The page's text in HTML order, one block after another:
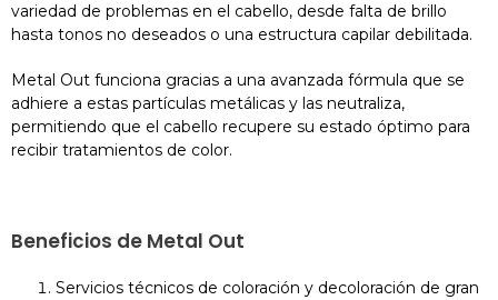
variedad de problemas en el cabello, desde falta de brillo
hasta tonos no deseados o una estructura capilar debilitada.
Metal Out funciona gracias a una avanzada fórmula que se
adhiere a estas partículas metálicas y las neutraliza,
permitiendo que el cabello recupere su estado óptimo para
recibir tratamientos de color.
Beneficios de Metal Out
Servicios técnicos de coloración y decoloración de gran